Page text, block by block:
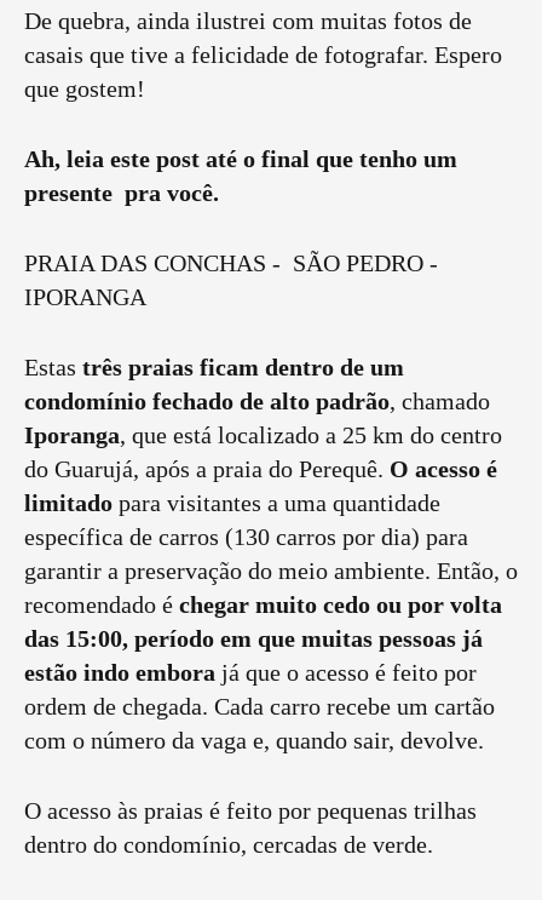
De quebra, ainda ilustrei com muitas fotos de
casais que tive a felicidade de fotografar. Espero
que gostem!
Ah, leia este post até o final que tenho um
presente pra você.
PRAIA DAS CONCHAS - SÃO PEDRO -
IPORANGA
Estas três praias ficam dentro de um
condomínio fechado de alto padrão, chamado
Iporanga, que está localizado a 25 km do centro
do Guarujá, após a praia do Perequê. O acesso é
limitado para visitantes a uma quantidade
específica de carros (130 carros por dia) para
garantir a preservação do meio ambiente. Então, o
recomendado é chegar muito cedo ou por volta
das 15:00, período em que muitas pessoas já
estão indo embora já que o acesso é feito por
ordem de chegada. Cada carro recebe um cartão
com o número da vaga e, quando sair, devolve.
O acesso às praias é feito por pequenas trilhas
dentro do condomínio, cercadas de verde.